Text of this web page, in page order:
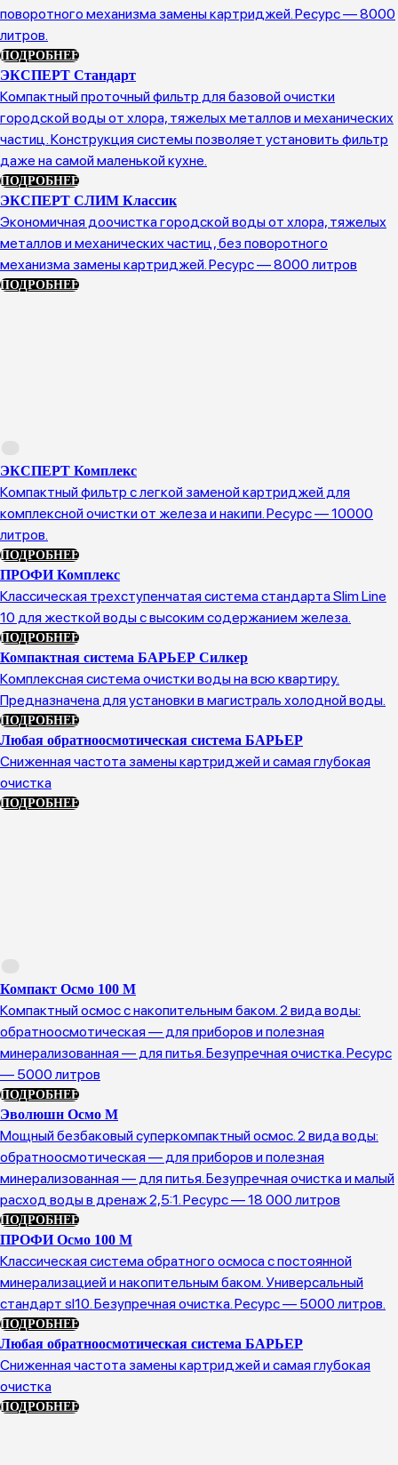
поворотного механизма замены картриджей. Ресурс — 8000
литров.
ПОДРОБНЕЕ
ЭКСПЕРТ Стандарт
Компактный проточный фильтр для базовой очистки
городской воды от хлора, тяжелых металлов и механических
частиц. Конструкция системы позволяет установить фильтр
даже на самой маленькой кухне.
ПОДРОБНЕЕ
ЭКСПЕРТ СЛИМ Классик
Экономичная доочистка городской воды от хлора, тяжелых
металлов и механических частиц, без поворотного
механизма замены картриджей. Ресурс — 8000 литров
ПОДРОБНЕЕ
ЭКСПЕРТ Комплекс
Компактный фильтр с легкой заменой картриджей для
комплексной очистки от железа и накипи. Ресурс — 10000
литров.
ПОДРОБНЕЕ
ПРОФИ Комплекс
Классическая трехступенчатая система стандарта Slim Line
10 для жесткой воды с высоким содержанием железа.
ПОДРОБНЕЕ
Компактная система БАРЬЕР Силкер
Комплексная система очистки воды на всю квартиру.
Предназначена для установки в магистраль холодной воды.
ПОДРОБНЕЕ
Любая обратноосмотическая система БАРЬЕР
Сниженная частота замены картриджей и самая глубокая
очистка
ПОДРОБНЕЕ
Компакт Осмо 100 М
Компактный осмос с накопительным баком. 2 вида воды:
обратноосмотическая — для приборов и полезная
минерализованная — для питья. Безупречная очистка. Ресурс
— 5000 литров
ПОДРОБНЕЕ
Эволюшн Осмо М
Мощный безбаковый суперкомпактный осмос. 2 вида воды:
обратноосмотическая — для приборов и полезная
минерализованная — для питья. Безупречная очистка и малый
расход воды в дренаж 2,5:1. Ресурс — 18 000 литров
ПОДРОБНЕЕ
ПРОФИ Осмо 100 М
Классическая система обратного осмоса с постоянной
минерализацией и накопительным баком. Универсальный
стандарт sl10. Безупречная очистка. Ресурс — 5000 литров.
ПОДРОБНЕЕ
Любая обратноосмотическая система БАРЬЕР
Сниженная частота замены картриджей и самая глубокая
очистка
ПОДРОБНЕЕ